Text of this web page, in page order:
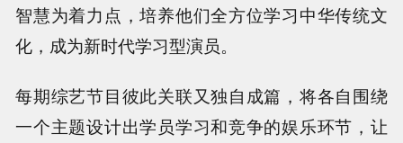
智慧为着力点，培养他们全方位学习中华传统文
化，成为新时代学习型演员。
每期综艺节目彼此关联又独自成篇，将各自围绕
一个主题设计出学员学习和竞争的娱乐环节，让